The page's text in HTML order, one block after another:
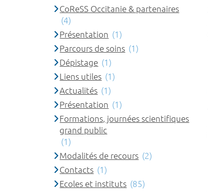
CoReSS Occitanie & partenaires
(4)
Présentation (1)
Parcours de soins (1)
Dépistage (1)
Liens utiles (1)
Actualités (1)
Présentation (1)
Formations, journées scientifiques
grand public
(1)
Modalités de recours (2)
Contacts (1)
Ecoles et instituts (85)